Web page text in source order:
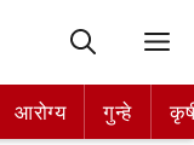
आरोग्य गुन्हे
आरोग्य गुन्हे